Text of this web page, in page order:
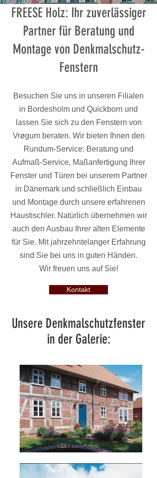
FREESE Holz: Ihr zuverlässiger
Partner für Beratung und
Montage von Denkmalschutz-
Fenstern
Besuchen Sie uns in unseren Filialen
in Bordesholm und Quickborn und
lassen Sie sich zu den Fenstern von
Vrøgum beraten. Wir bieten Ihnen den
Rundum-Service: Beratung und
Aufmaß-Service, Maßanfertigung Ihrer
Fenster und Türen bei unserem Partner
in Dänemark und schließlich Einbau
und Montage durch unsere erfahrenen
Haustischler. Natürlich übernehmen wir
auch den Ausbau Ihrer alten Elemente
für Sie. Mit jahrzehntelanger Erfahrung
sind Sie bei uns in guten Händen.
Wir freuen uns auf Sie!
Kontakt
Unsere Denkmalschutzfenster
in der Galerie: